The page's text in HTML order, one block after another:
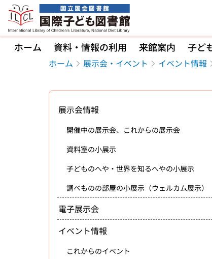
本文へ移動
ホーム 資料・情報の利用 来館案内 子ど
ホーム 展示会・イベント イベント情報
展示会情報
開催中の展示会、これからの展示会
資料室の小展示
子どものへや・世界を知るへやの小展示
調べものの部屋の小展示（ウェルカム展示）
電子展示会
イベント情報
これからのイベント